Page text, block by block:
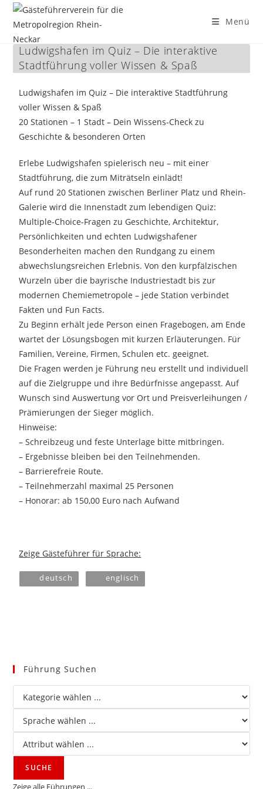
Inhalt
Menü
Ludwigshafen im Quiz – Die interaktive
Stadtführung voller Wissen & Spaß
Ludwigshafen im Quiz – Die interaktive Stadtführung
voller Wissen & Spaß
20 Stationen – 1 Stadt – Dein Wissens-Check zu
Geschichte & besonderen Orten
Erlebe Ludwigshafen spielerisch neu – mit einer
Stadtführung, die zum Miträtseln einlädt!
Auf rund 20 Stationen zwischen Berliner Platz und Rhein-
Galerie wird die Innenstadt zum lebendigen Quiz:
Multiple-Choice-Fragen zu Geschichte, Architektur,
Persönlichkeiten und echten Ludwigshafener
Besonderheiten machen den Rundgang zu einem
abwechslungsreichen Erlebnis. Von den kurpfälzischen
Wurzeln über die bayrische Industriestadt bis zur
modernen Chemiemetropole – jede Station verbindet
Fakten und Fun Facts.
Zu Beginn erhält jede Person einen Fragebogen, am Ende
wartet der Lösungsbogen mit kurzen Erläuterungen. Für
Familien, Vereine, Firmen, Schulen etc. geeignet.
Die Fragen werden je Führung neu erstellt und individuell
auf die Zielgruppe und ihre Bedürfnisse angepasst. Auf
Wunsch sind Auswertung vor Ort und Preisverleihungen /
Prämierungen der Sieger möglich.
Hinweise:
– Schreibzeug und feste Unterlage bitte mitbringen.
– Ergebnisse bleiben bei den Teilnehmenden.
– Barrierefreie Route.
– Teilnehmerzahl maximal 25 Personen
– Honorar: ab 150,00 Euro nach Aufwand
Zeige Gästeführer für Sprache:
deutsch englisch
Führung Suchen
Zeige alle Führungen ...